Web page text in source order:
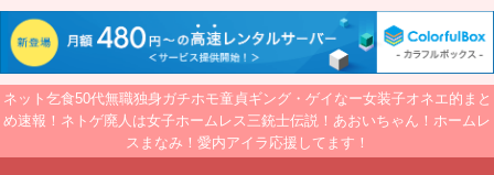
ネット乞食50代無職独身ガチホモ童貞ギング・ゲイなー女装子オネエ的まと
め速報！ネトゲ廃人は女子ホームレス三銃士伝説！あおいちゃん！ホームレ
スまなみ！愛内アイラ応援してます！